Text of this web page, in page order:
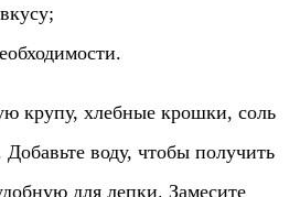
крупу, хлебные крошки, соль
воду, чтобы получить
для лепки. Замесите